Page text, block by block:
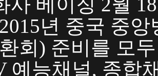
년 중국 중
회) 준비를 모
예능채널, 종합